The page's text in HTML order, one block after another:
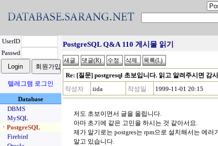
UserID
Passwd
텔레그램 로그인
Database
DBMS
MySQL
ㆍPostgreSQL
Firebird
PostgreSQL Q&A 110 게시물 읽기
Re: [질문] postgresql 초보입니다. 읽고 알려주시면 감
작성자
iida 작성일 1999-11-01 20:15
저도 초보이면서 글을 올립니다.
아마 초기에 같은 고민을 하시는 것 같아서요.
제가 알기로는 postgres는 rpm으로 설치해서는 에러
알고 있습니다.